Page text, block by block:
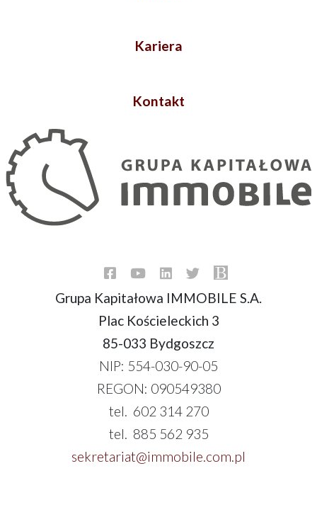
Kariera
Kontakt
Grupa Kapitałowa IMMOBILE S.A.
Plac Kościeleckich 3
85-033 Bydgoszcz
NIP: 554-030-90-05
REGON: 090549380
tel. 602 314 270
tel. 885 562 935
sekretariat@immobile.com.pl